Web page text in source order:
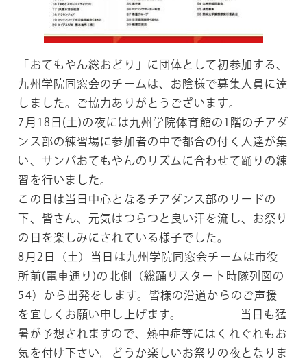
「おてもやん総おどり」に団体として初参加する、
九州学院同窓会のチームは、お陰様で募集人員に達
しました。ご協力ありがとうございます。
7月18日(土)の夜には九州学院体育館の1階のチアダ
ンス部の練習場に参加者の中で都合の付く人達が集
い、サンバおてもやんのリズムに合わせて踊りの練
習を行いました。
この日は当日中心となるチアダンス部のリードの
下、皆さん、元気はつらつと良い汗を流し、お祭り
の日を楽しみにされている様子でした。
8月2日（土）当日は九州学院同窓会チームは市役
所前(電車通り)の北側（総踊りスタート時隊列図の
54）から出発をします。皆様の沿道からのご声援
を宜しくお願い申し上げます。 当日も猛
暑が予想されますので、熱中症等にはくれぐれもお
気を付け下さい。どうか楽しいお祭りの夜となりま